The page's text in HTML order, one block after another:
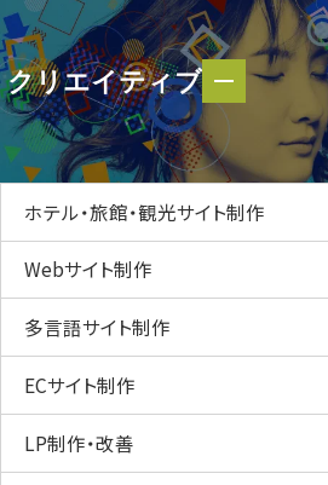
クリエ
クリエイティブ
ホテル・旅館・観光サイト制作
Webサイト制作
多言語サイト制作
ECサイト制作
LP制作・改善